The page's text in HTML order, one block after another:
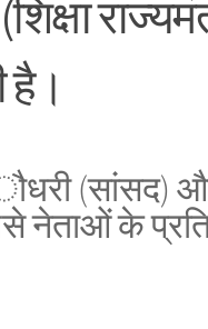
है।
(सांसद)
नेताओं के